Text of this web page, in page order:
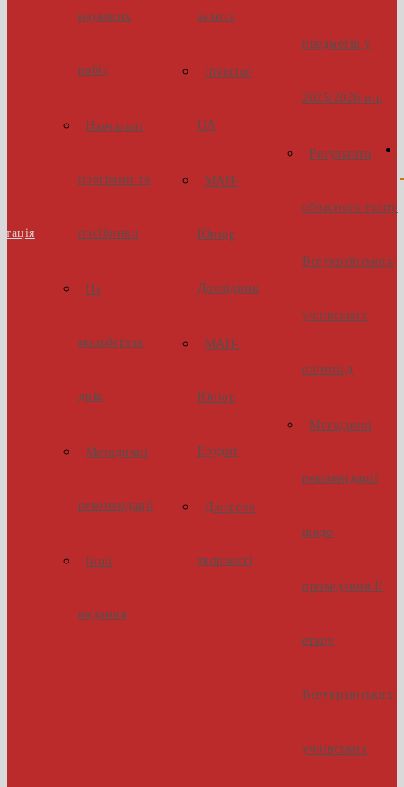
наукових
робіт
Навчальні
програми та
посібники
На
мольбертах
днів
Методичні
рекомендації
Інші
видання
захист
Inventor
UA
МАН-
Юніор
Дослідник
МАН-
Юніор
Ерудит
Джерело
творчості
предметів у
2025/2026 н.р
Результати
обласного етапу
Всеукраїнських
учнівських
олімпіад
Методичні
рекомендації
щодо
проведення ІІ
етапу
Всеукраїнських
учнівських